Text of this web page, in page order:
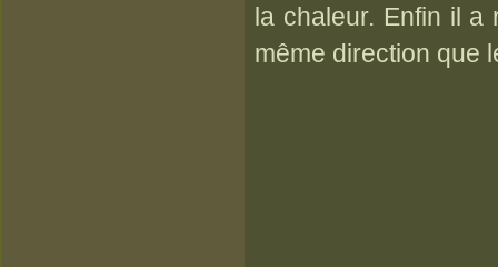
la chaleur. Enfin il a
même direction que